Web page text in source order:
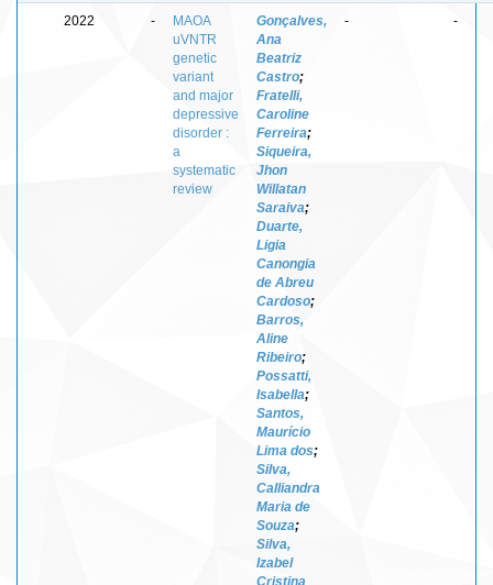
2022 -
MAOA
uVNTR
genetic
variant
and major
depressive
disorder :
a
systematic
review
Gonçalves,
Ana
Beatriz
Castro;
Fratelli,
Caroline
Ferreira;
Siqueira,
Jhon
Willatan
Saraiva;
Duarte,
Ligia
Canongia
de Abreu
Cardoso;
Barros,
Aline
Ribeiro;
Possatti,
Isabella;
Santos,
Maurício
Lima dos;
Silva,
Calliandra
Maria de
Souza;
Silva,
Izabel
Cristina
- -